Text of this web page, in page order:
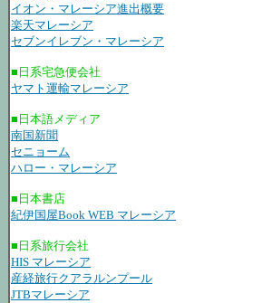
イオン・マレーシア進出概要
楽天マレーシア
セブンイレブン・マレーシア
■日系宅急便会社
ヤマト運輸マレーシア
■日本語メディア
南国新聞
セニョーム
ハロー・マレーシア
■日本書店
紀伊国屋Book WEB マレーシア
■日系旅行会社
HIS マレーシア
産経旅行クアラルンプール
JTBマレーシア